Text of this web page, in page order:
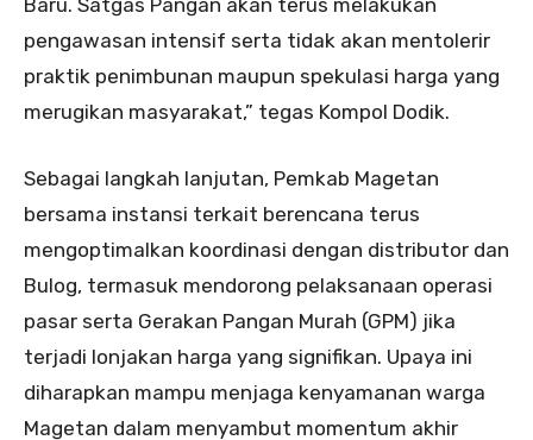
pengawasan intensif serta tidak akan mentolerir
praktik penimbunan maupun spekulasi harga yang
merugikan masyarakat,” tegas Kompol Dodik.
Sebagai langkah lanjutan, Pemkab Magetan
bersama instansi terkait berencana terus
mengoptimalkan koordinasi dengan distributor dan
Bulog, termasuk mendorong pelaksanaan operasi
pasar serta Gerakan Pangan Murah (GPM) jika
terjadi lonjakan harga yang signifikan. Upaya ini
diharapkan mampu menjaga kenyamanan warga
Magetan dalam menyambut momentum akhir